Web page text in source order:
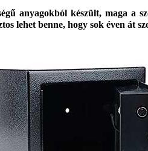
anyagokból készült, maga a
lehet benne, hogy sok éven át